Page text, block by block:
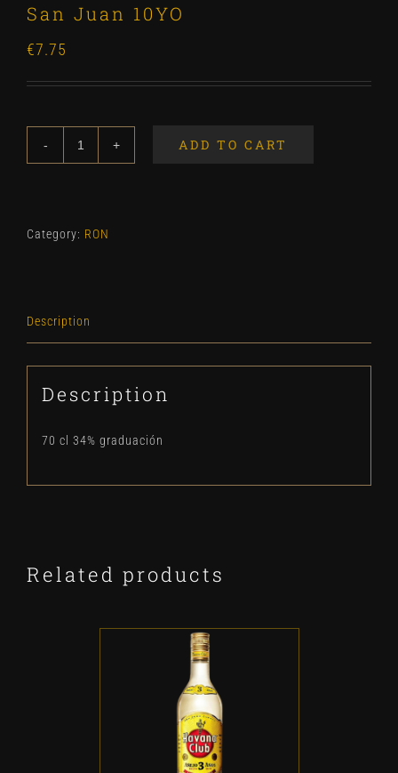
San Juan 10YO
€7.75
quantity
ADD TO CART
Category: RON
Description
Description
70 cl 34% graduación
Related products
ADD TO CART /